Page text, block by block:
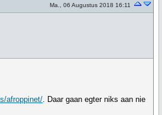
Ma., 06 Augustus 2018 16:11
afroppinet/. Daar gaan egter niks aan nie